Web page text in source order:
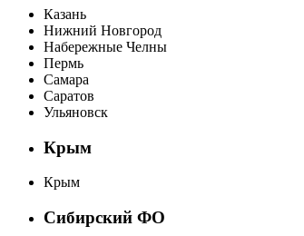
Казань
Нижний Новгород
Набережные Челны
Пермь
Самара
Саратов
Ульяновск
Крым
Крым
Сибирский ФО